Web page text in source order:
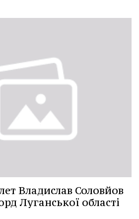
Владислав Соловйов
Луганської області